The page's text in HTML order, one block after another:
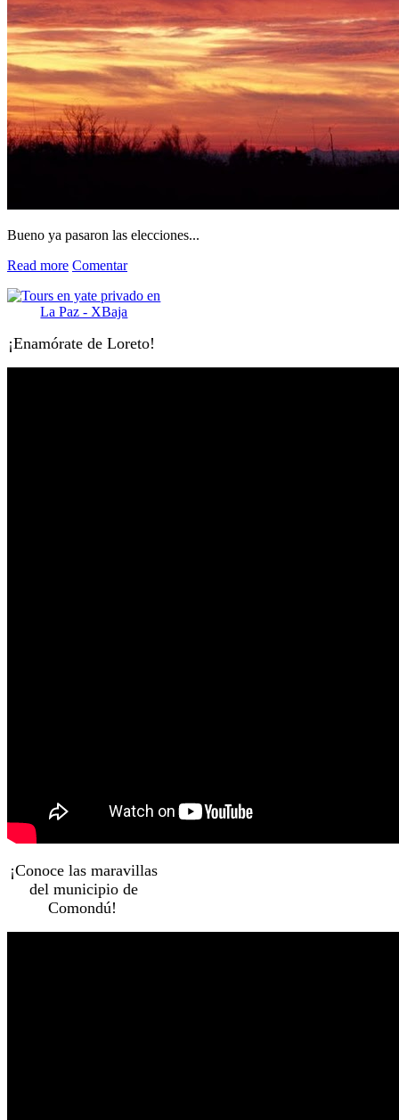
Bueno ya pasaron las elecciones...
Read more Comentar
¡Enamórate de Loreto!
¡Conoce las maravillas
del municipio de
Comondú!